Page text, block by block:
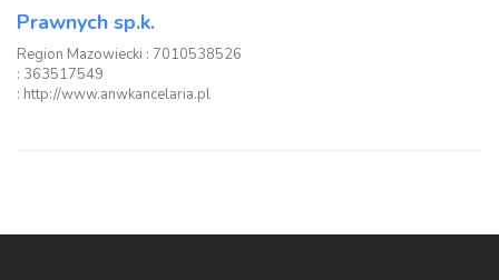
Prawnych sp.k.
Region Mazowiecki : 7010538526
: 363517549
: http://www.anwkancelaria.pl